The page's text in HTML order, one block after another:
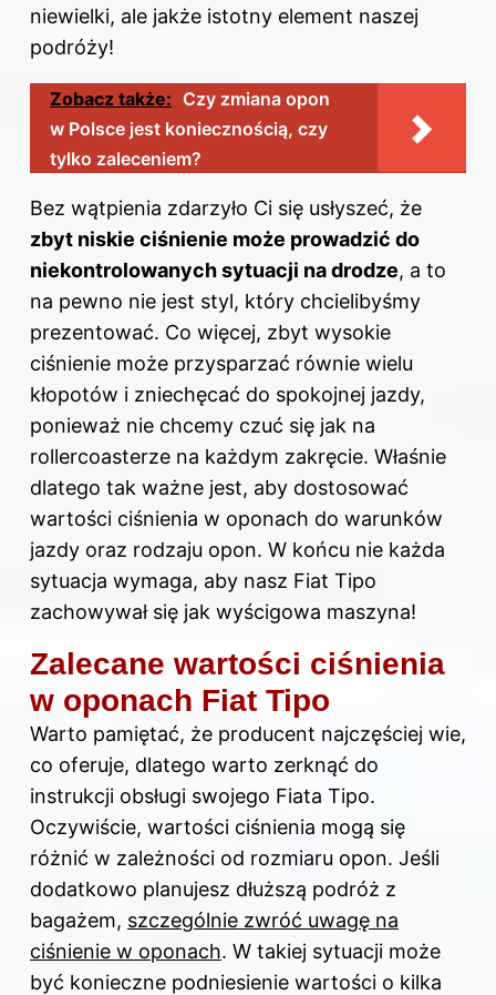
niewielki, ale jakże istotny element naszej
podróży!
Zobacz także: Czy zmiana opon
w Polsce jest koniecznością, czy
tylko zaleceniem?
Bez wątpienia zdarzyło Ci się usłyszeć, że
zbyt niskie ciśnienie może prowadzić do
niekontrolowanych sytuacji na drodze, a to
na pewno nie jest styl, który chcielibyśmy
prezentować. Co więcej, zbyt wysokie
ciśnienie może przysparzać równie wielu
kłopotów i zniechęcać do spokojnej jazdy,
ponieważ nie chcemy czuć się jak na
rollercoasterze na każdym zakręcie. Właśnie
dlatego tak ważne jest, aby dostosować
wartości ciśnienia w oponach do warunków
jazdy oraz rodzaju opon. W końcu nie każda
sytuacja wymaga, aby nasz Fiat Tipo
zachowywał się jak wyścigowa maszyna!
Zalecane wartości ciśnienia
w oponach Fiat Tipo
Warto pamiętać, że producent najczęściej wie,
co oferuje, dlatego warto zerknąć do
instrukcji obsługi swojego Fiata Tipo.
Oczywiście, wartości ciśnienia mogą się
różnić w zależności od rozmiaru opon. Jeśli
dodatkowo planujesz dłuższą podróż z
bagażem, szczególnie zwróć uwagę na
ciśnienie w oponach. W takiej sytuacji może
być konieczne podniesienie wartości o kilka